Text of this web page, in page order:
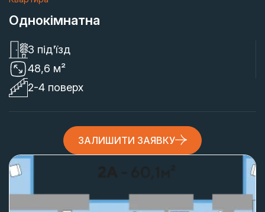
Однокімнатна
3 під'їзд
48,6 м²
2-4 поверх
ЗАЛИШИТИ ЗАЯВКУ